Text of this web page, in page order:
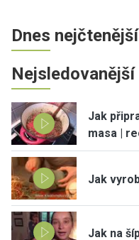
Dnes
Nejsledovanější
Jak
masa |
Jak
Jak na